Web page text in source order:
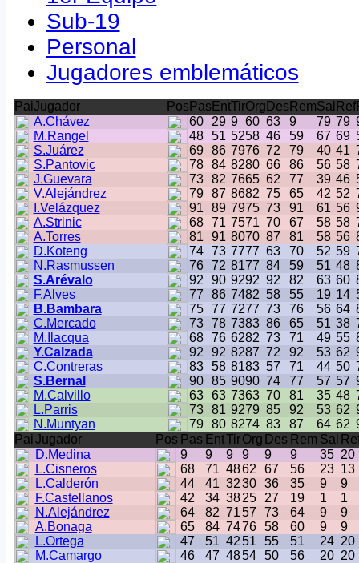
Sub-19
Personal
Jugadores emblemáticos
PaiJugador Pos Pas EntTirOrg Des RemSal Ref
A.Chávez
60 29 9 60 63 9 79 79
M.Rangel
48 51 5258 46 59 67 69
S.Juárez
69 86 7976 72 79 40 41
S.Pantovic
78 84 8280 66 86 56 58
J.Guevara
73 82 7665 62 77 39 46
V.Alejándrez
79 87 8682 75 65 42 52
I.Velázquez
91 89 7975 73 91 61 56
A.Strinic
68 71 7571 70 67 58 58
A.Torres
81 91 8070 87 81 58 56
D.Koteng
74 73 7777 63 70 52 59
N.Rasmussen
76 72 8177 84 59 51 48
S.Arévalo
92 90 9292 92 82 63 60
F.Alves
77 86 7482 58 55 19 14
B.Bambara
75 77 7277 73 76 56 64
C.Mercado
73 78 7383 86 65 51 38
M.Ilacqua
68 76 6282 73 71 49 55
Y.Calzada
92 92 8287 72 92 53 62
C.Contreras
83 58 8183 57 71 44 50
S.Bernal
90 85 9090 74 77 57 57
M.Calvillo
63 63 7363 70 81 35 48
L.Parris
73 81 9279 85 92 53 62
N.Muntyan
79 80 8274 83 87 64 62
PaiJugador Pos Pas EntTir Org Des Rem Sal
D.Medina
9 9 9 9 9 9 35 20
L.Cisneros
68 71 4862 67 56 23 13
L.Calderón
44 41 3230 36 35 9
9
F.Castellanos
42 34 38 25 27 19 1
1
N.Alejándrez
64 82 7157 73 64 9
9
A.Bonaga
65 84 7476 58 60 9
9
L.Ortega
47 51 4251 55 51 24 20
M.Camargo
46 47 4854 50 56 20 20